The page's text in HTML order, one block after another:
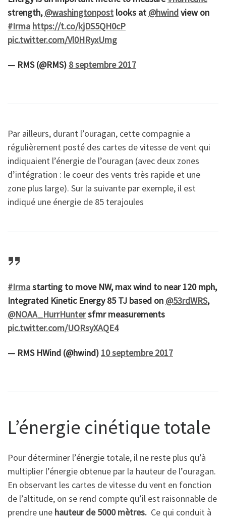
strength,@washingtonpost looks at @hwindview on
#Irma https://t.co/kjDS5QH0cP
pic.twitter.com/Vl0HRyxUmg
— RMS (@RMS) 8 septembre 2017
Par ailleurs, durant l’ouragan, cette compagnie a
régulièrement posté des cartes de vitesse de vent qui
indiquaient l’énergie de l’ouragan (avec deux zones
d’intégration : le coeur des vents très rapide et une
zone plus large). Sur la suivante par exemple, il est
indiqué une énergie de 85 terajoules
#Irmastarting to move NW, max wind to near 120 mph,
Integrated Kinetic Energy 85 TJ based on @53rdWRS,
@NOAA_HurrHuntersfmr measurements
pic.twitter.com/UORsyXAQE4
— RMS HWind (@hwind) 10 septembre 2017
L’énergie cinétique totale
Pour déterminer l’énergie totale, il ne reste plus qu’à
multiplier l’énergie obtenue par la hauteur de l’ouragan.
En observant les cartes de vitesse du vent en fonction
de l’altitude, on se rend compte qu’il est raisonnable de
prendre une hauteur de 5000 mètres. Ce qui conduit à